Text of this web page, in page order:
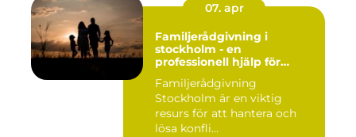
07. apr
Familjerådgivning i
stockholm - en
professionell hjälp för
Familjerådgivning
Stockholm är en viktig
resurs för att hantera och
lösa konfli...